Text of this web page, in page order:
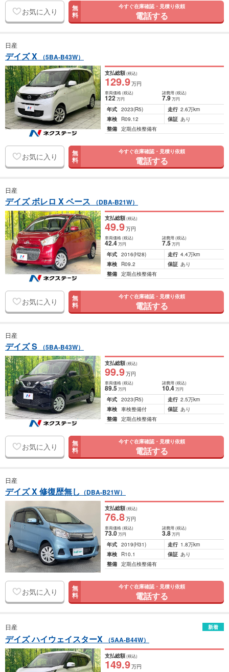
お気に入り 無
料
今すぐ在庫確認・見積り依頼
電話する
日産
デイズ X （5BA-B43W）
支払総額(税込)
129.9万円
車両価格(税込)
122万円
諸費用 (税込)
7.9 万円
年式 2023(R5) 走行 2.6万km
車検
R09.12 保証 あり
整備 定期点検整備有
お気に入り 無
料
今すぐ在庫確認・見積り依頼
電話する
日産
デイズ ボレロ X ベース （DBA-B21W）
支払総額(税込)
49.9万円
車両価格(税込)
42.4万円
諸費用 (税込)
7.5 万円
年式 2016(H28) 走行 4.4万km
車検
R09.2 保証 あり
整備 定期点検整備有
お気に入り 無
料
今すぐ在庫確認・見積り依頼
電話する
日産
デイズ S （5BA-B43W）
支払総額(税込)
99.9万円
車両価格(税込)
89.5万円
諸費用 (税込)
10.4 万円
年式 2023(R5) 走行 2.5万km
車検 車検整備付 保証 あり
整備 定期点検整備有
お気に入り 無
料
今すぐ在庫確認・見積り依頼
電話する
日産
デイズ X 修復歴無し （DBA-B21W）
支払総額(税込)
76.8万円
車両価格(税込)
73.0万円
諸費用 (税込)
3.8 万円
年式 2019(H31) 走行 1.8万km
車検
R10.1 保証 あり
整備 定期点検整備有
お気に入り 無
料
今すぐ在庫確認・見積り依頼
電話する
日産 新着
デイズ ハイウェイスターX （5AA-B44W）
支払総額(税込)
149.9万円